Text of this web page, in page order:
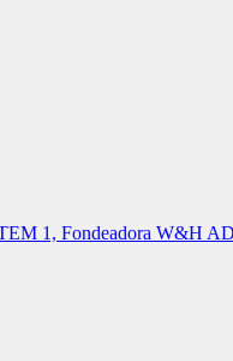
1, Fondeadora W&H